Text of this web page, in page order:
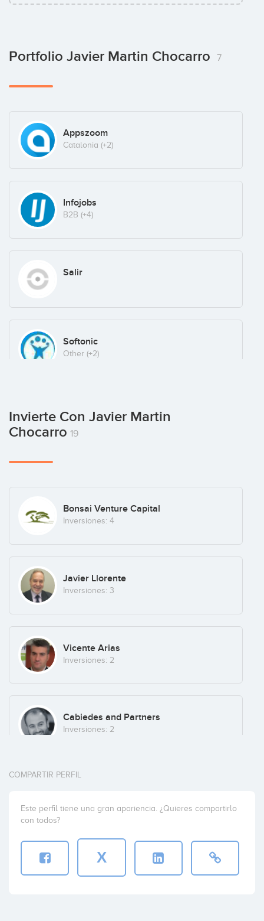
Portfolio Javier Martin Chocarro 7
Appszoom
Catalonia (+2)
Infojobs
B2B (+4)
Salir
Softonic
Other (+2)
Tiendeo
Retail (+14)
Invierte Con Javier Martin
Chocarro 19
Bonsai Venture Capital
Inversiones: 4
Javier Llorente
Inversiones: 3
Vicente Arias
Inversiones: 2
Cabiedes and Partners
Inversiones: 2
Axel Serena
COMPARTIR PERFIL
Este perfil tiene una gran apariencia. ¿Quieres compartirlo
con todos?
X